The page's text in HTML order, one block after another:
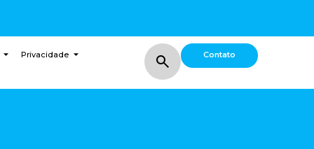
Privacidade Contato